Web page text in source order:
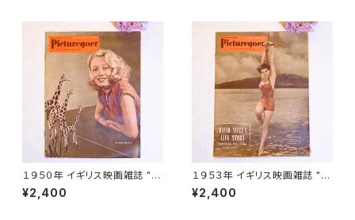
１９５０年 イギリス映画雑誌 " P
icturegoer " ９月２日Charlie
Chaplin（チャーリー チャップリ
¥2,400
１９５３年 イギリス映画雑誌 " P
icturegoer " ６月２７日号 [OV
-23]
¥2,400